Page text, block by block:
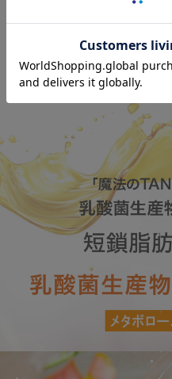
されている短鎖脂肪酸は
です。